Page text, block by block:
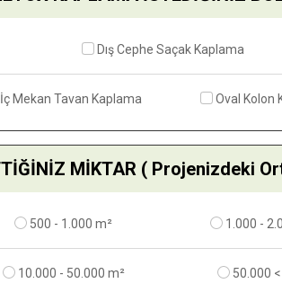
Dış Cephe Saçak Kaplama
İç Mekan Tavan Kaplama Oval Kolon
MİKTAR ( Projenizdeki
500 - 1.000 m² 1.000 -
10.000 - 50.000 m² 50.000